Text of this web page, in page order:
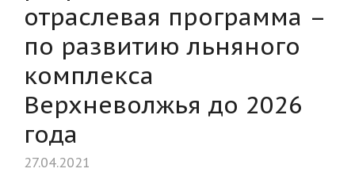
отраслевая программа –
по развитию льняного
комплекса
Верхневолжья до 2026
года
27.04.2021